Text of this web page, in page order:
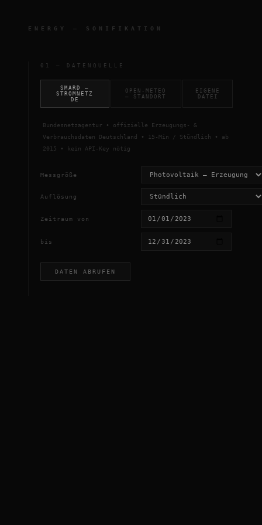
ENERGY — SONIFIKATION
01 — DATENQUELLE
SMARD —
STROMNETZ
DE
OPEN-METEO
— STANDORT
EIGENE
DATEI
Bundesnetzagentur • offizielle Erzeugungs- &
Verbrauchsdaten Deutschland • 15-Min / Stündlich • ab
2015 • kein API-Key nötig
Messgröße
Auflösung
Zeitraum von
bis
DATEN ABRUFEN